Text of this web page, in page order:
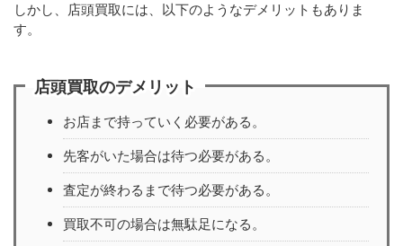
しかし、店頭買取には、以下のようなデメリットもありま
す。
店頭買取のデメリット
お店まで持っていく必要がある。
先客がいた場合は待つ必要がある。
査定が終わるまで待つ必要がある。
買取不可の場合は無駄足になる。